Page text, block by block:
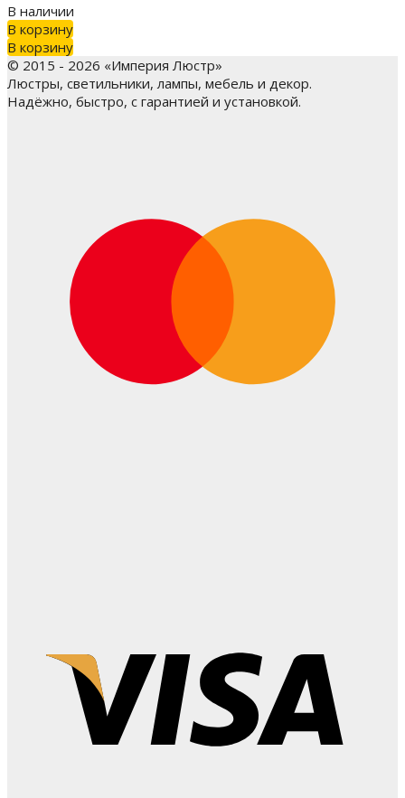
В наличии
В корзину
В корзину
© 2015 - 2026 «Империя Люстр»
Люстры, светильники, лампы, мебель и декор.
Надёжно, быстро, с гарантией и установкой.